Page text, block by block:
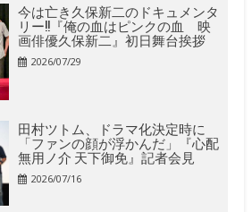
今は亡き久保新二のドキュメンタ
リー!!『俺の血はピンクの血 映
画俳優久保新二』初日舞台挨拶
2026/07/29
田村ツトム、ドラマ化決定時に
「ファンの顔が浮かんだ」『心配
無用ノ介 天下御免』記者会見
2026/07/16